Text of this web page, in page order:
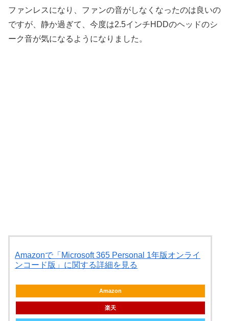
ファンレスになり、ファンの音がしなくなったのは良いの
ですが、静か過ぎて、今度は2.5インチHDDのヘッドのシ
ーク音が気になるようになりました。
Amazonで「Microsoft 365 Personal 1年版オンライ
ンコード版」に関する詳細を見る
Amazon
楽天